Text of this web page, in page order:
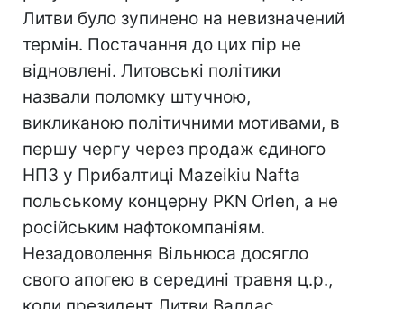
Литви було зупинено на невизначений
термін. Постачання до цих пір не
відновлені. Литовські політики
назвали поломку штучною,
викликаною політичними мотивами, в
першу чергу через продаж єдиного
НПЗ у Прибалтиці Mazeikiu Nafta
польському концерну PKN Orlen, а не
російським нафтокомпаніям.
Незадоволення Вільнюса досягло
свого апогею в середині травня ц.р.,